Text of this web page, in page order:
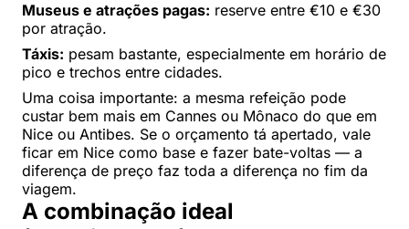
Museus e atrações pagas: reserve entre €10 e €30
por atração.
Táxis: pesam bastante, especialmente em horário de
pico e trechos entre cidades.
Uma coisa importante: a mesma refeição pode
custar bem mais em Cannes ou Mônaco do que em
Nice ou Antibes. Se o orçamento tá apertado, vale
ficar em Nice como base e fazer bate-voltas — a
diferença de preço faz toda a diferença no fim da
viagem.
A combinação ideal